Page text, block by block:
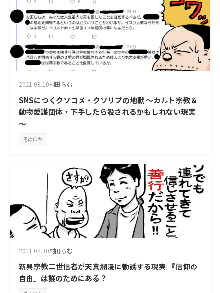
2021.09.10村田らむ
SNSにつくクソコメ・クソリプの地獄 ～カルト宗教＆
動物愛護団体・下手したら殺されるかもしれない現実
～
そのほか
2021.07.30村田らむ
新興宗教二世信者が天真爛漫に勧誘する現実|『信仰の
自由』は誰のためにある？